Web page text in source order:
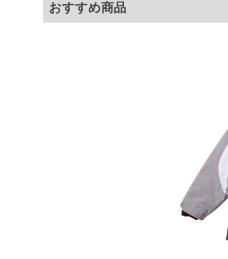
ル調節・バックマジッ
入り／ミニオックス生
※商品によって若干のサ
ータ画面）によって、商
※上記サイズが実際の商
扱い前に商品付属タグの
※当店での掲載商品は、
おすすめ商品